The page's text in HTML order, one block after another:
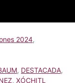
2024,
, DESTACADA,
, XÓCHITL